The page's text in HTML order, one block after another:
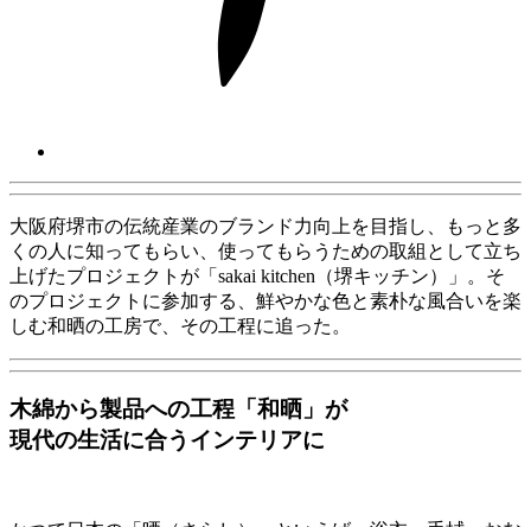
大阪府堺市の伝統産業のブランド力向上を目指し、もっと多
くの人に知ってもらい、使ってもらうための取組として立ち
上げたプロジェクトが「 sakai kitchen （堺キッチン）」
。そ
のプロジェクトに参加する、鮮やかな色と素朴な風合いを楽
しむ和晒の工房で、その工程に追った。
木綿から製品への工程「和晒」が
現代の生活に合うインテリアに